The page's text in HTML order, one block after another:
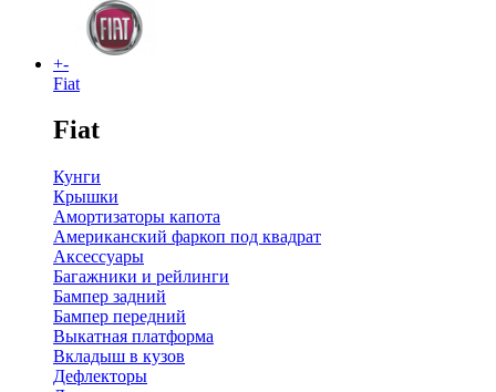
+-
Fiat
Fiat
Кунги
Крышки
Амортизаторы капота
Американский фаркоп под квадрат
Аксессуары
Багажники и рейлинги
Бампер задний
Бампер передний
Выкатная платформа
Вкладыш в кузов
Дефлекторы